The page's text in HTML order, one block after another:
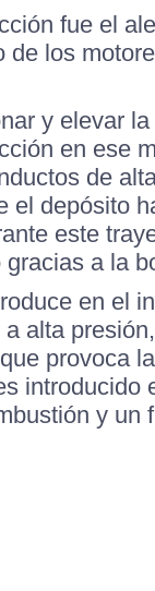
fue el
los
y elevar
en ese
de
el depósito
este
a la
en el
alta
provoca
introducido
y un